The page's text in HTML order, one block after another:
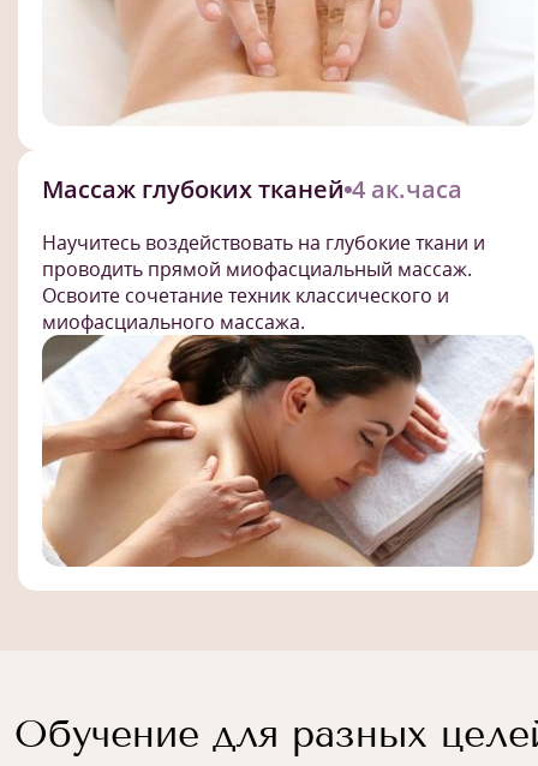
Массаж глубоких тканей 4 ак.часа
Научитесь воздействовать на глубокие ткани и
проводить прямой миофасциальный массаж.
Освоите сочетание техник классического и
миофасциального массажа.
Обучение для разных